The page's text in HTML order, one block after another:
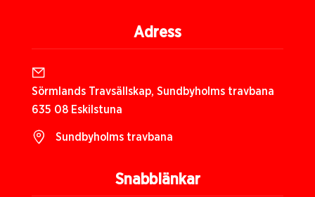
Snabblänkar
Adress
Sörmlands Travsällskap, Sundbyholms travbana
635 08 Eskilstuna
Sundbyholms travbana